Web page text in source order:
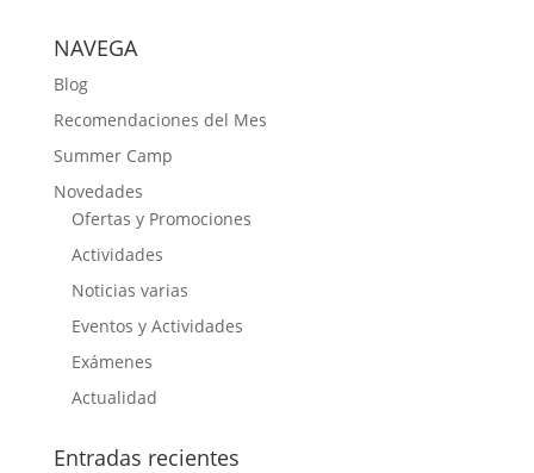
NAVEGA
Blog
Recomendaciones del Mes
Summer Camp
Novedades
Ofertas y Promociones
Actividades
Noticias varias
Eventos y Actividades
Exámenes
Actualidad
Entradas recientes